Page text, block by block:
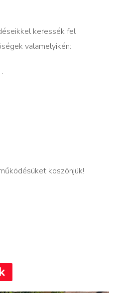
keressék fel
valamelyikén:
köszönjük!